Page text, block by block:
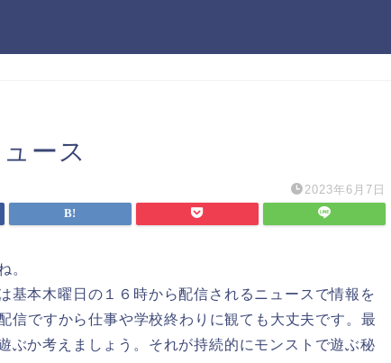
ース
2023年6月7日
。
基本木曜日の１６時から配信されるニュースで情報を
信ですから仕事や学校終わりに観ても大丈夫です。最
ぶか考えましょう。それが持続的にモンストで遊ぶ秘